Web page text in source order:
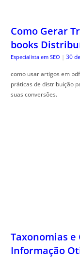
Como Gerar
books
Especialista em SEO | 30
como usar artigos em
práticas de distribuição
suas conversões.
Taxonomias
Informação